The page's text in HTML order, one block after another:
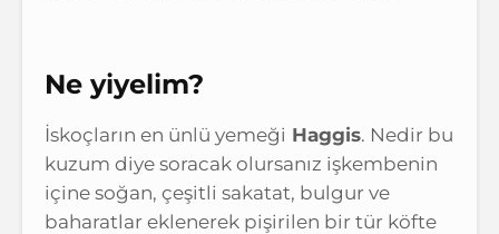
Ne yiyelim?
İskoçların en ünlü yemeği Haggis. Nedir bu
kuzum diye soracak olursanız işkembenin
içine soğan, çeşitli sakatat, bulgur ve
baharatlar eklenerek pişirilen bir tür köfte